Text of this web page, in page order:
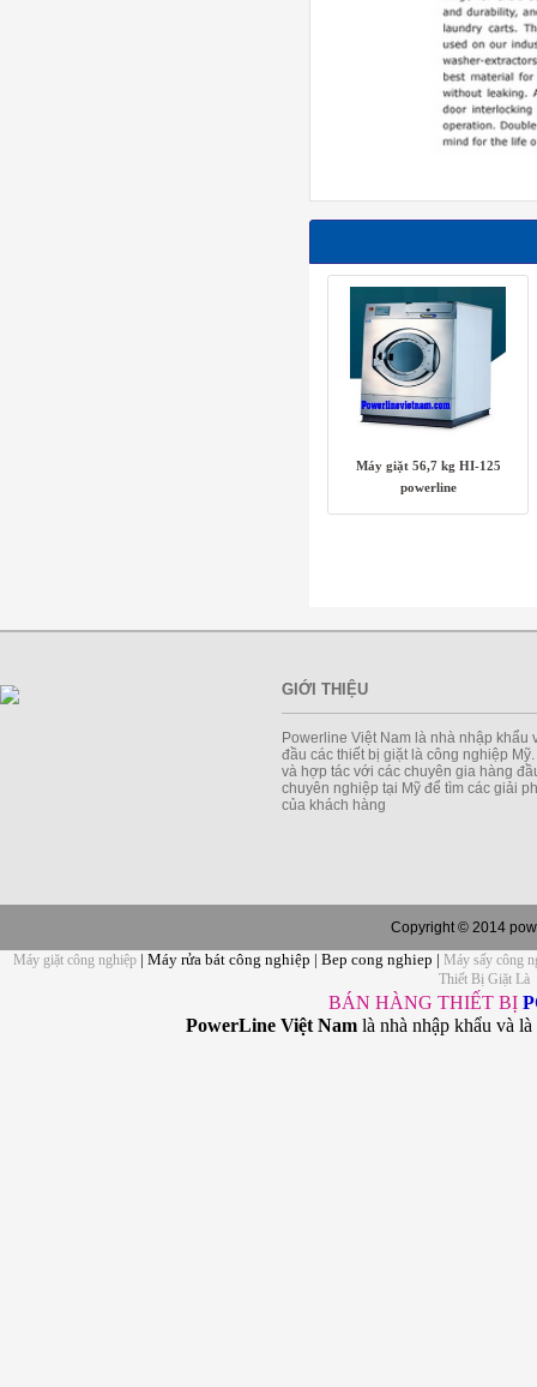
Máy giặt 56,7 kg HI-125
powerline
GIỚI THIỆU
Powerline Việt Nam là nhà nhập khẩu
đầu các thiết bị giặt là công nghiệp
và hợp tác với các chuyên gia hàng
chuyên nghiệp tại Mỹ để tìm các giải
của khách hàng
Copyright © 2014
Máy giặt công nghiệp | Máy rửa bát công nghiệp | Bep cong nghiep | Máy sấy công
Thiết Bị Giặt Là
BÁN HÀNG THIẾT BỊ
PowerLine Việt Nam là nhà nhập khẩu và